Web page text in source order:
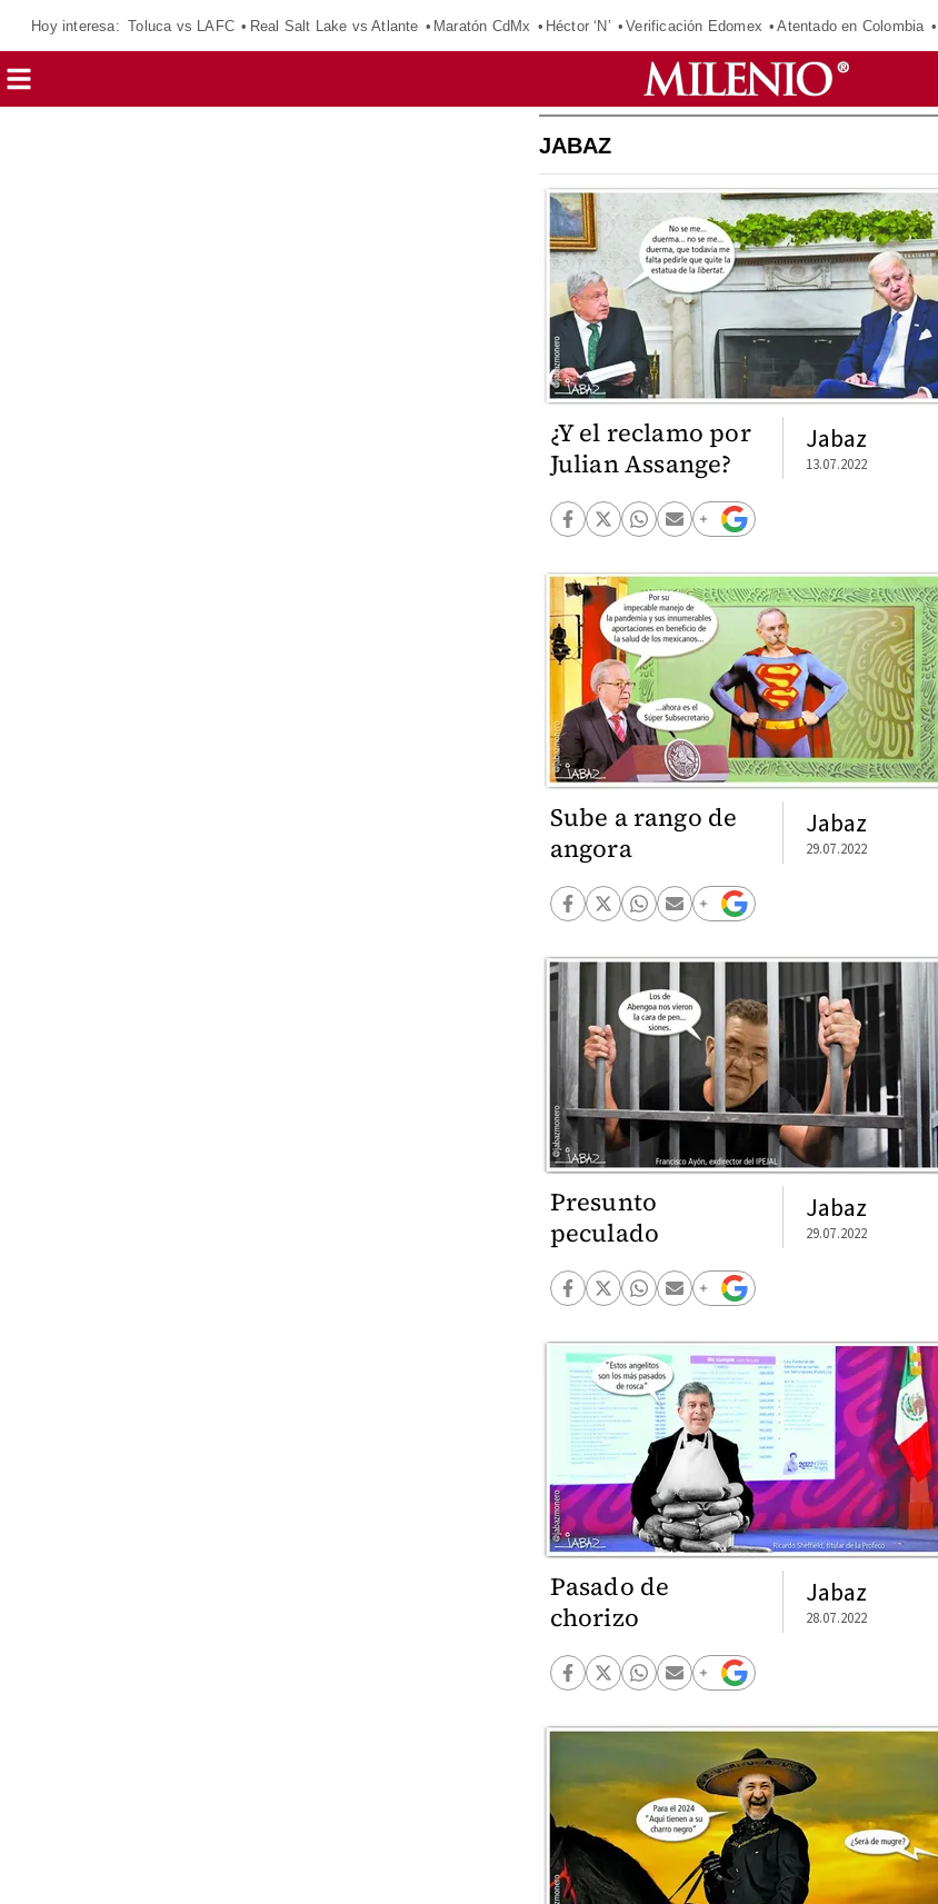
Hoy interesa: Toluca vs LAFC Real Salt Lake vs Atlante Maratón CdMx Héctor ‘N’ Verificación Edomex Atentado en Colombia
JABAZ
¿Y el reclamo por
Julian Assange?
Jabaz
13.07.2022
Sube a rango de
angora
Jabaz
29.07.2022
Presunto
peculado
Jabaz
29.07.2022
Pasado de
chorizo
Jabaz
28.07.2022